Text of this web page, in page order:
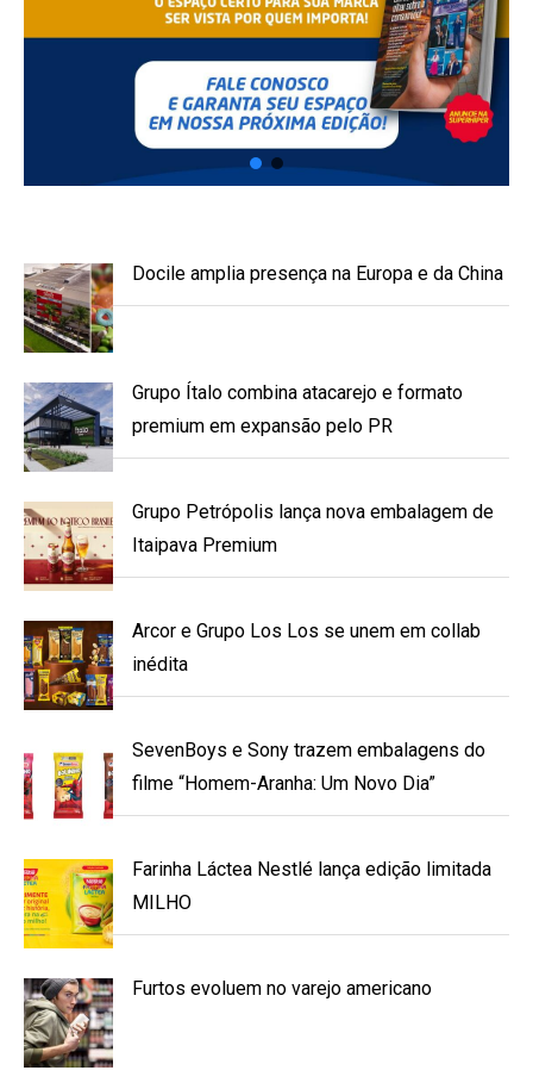
Docile amplia presença na Europa e da China
Grupo Ítalo combina atacarejo e formato
premium em expansão pelo PR
Grupo Petrópolis lança nova embalagem de
Itaipava Premium
Arcor e Grupo Los Los se unem em collab
inédita
SevenBoys e Sony trazem embalagens do
filme “Homem-Aranha: Um Novo Dia”
Farinha Láctea Nestlé lança edição limitada
MILHO
Furtos evoluem no varejo americano